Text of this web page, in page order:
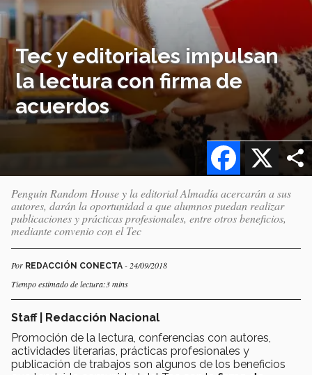
Tec y editoriales impulsan
la lectura con firma de
acuerdos
X
Facebook
Penguin Random House y la editorial Almadía acercarán a sus
autores, darán la oportunidad a que alumnos puedan realizar
publicaciones y prácticas profesionales, entre otros beneficios,
mediante convenio con el Tec
Por REDACCIÓN CONECTA - 24/09/2018
Tiempo estimado de lectura:3 mins
Staff | Redacción Nacional
Promoción de la lectura, conferencias con autores,
actividades literarias, prácticas profesionales y
publicación de trabajos son algunos de los beneficios